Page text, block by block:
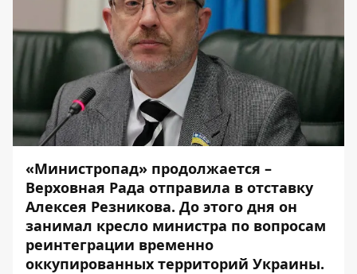
«Министропад» продолжается –
Верховная Рада отправила в отставку
Алексея Резникова. До этого дня он
занимал кресло министра по вопросам
реинтеграции временно
оккупированных территорий Украины.